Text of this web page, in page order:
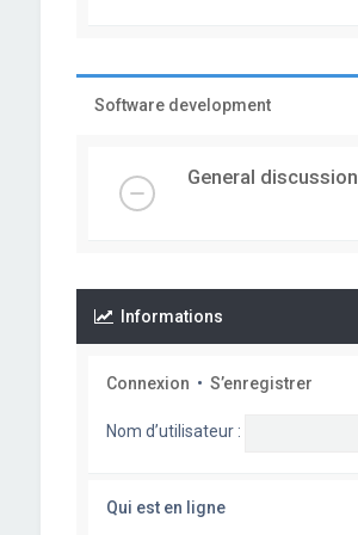
Software development
General discussion
Informations
Connexion • S’enregistrer
Nom d’utilisateur :
Qui est en ligne